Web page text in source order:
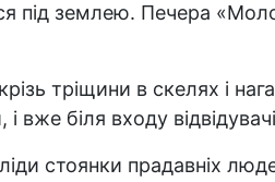
під землею. Печера
тріщини в скелях і
біля входу
стоянки прадавніх